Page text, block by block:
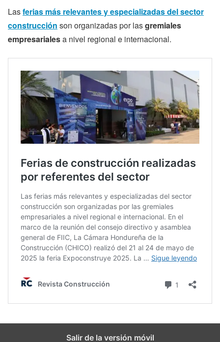
Lasferias más relevantes y especializadas del sector
construcción son organizadas por lasgremiales
empresarialesa nivel regional e internacional.
Salir de la versión móvil